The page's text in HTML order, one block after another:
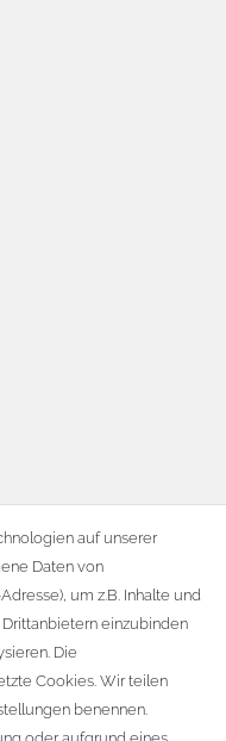
auf unserer
Daten von
um z.B. Inhalte und
einzubinden
Die
Cookies. Wir teilen
benennen.